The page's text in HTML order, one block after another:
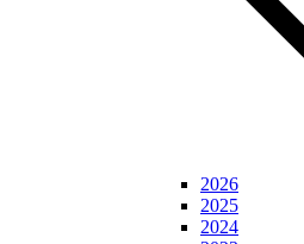
2026
2025
2024